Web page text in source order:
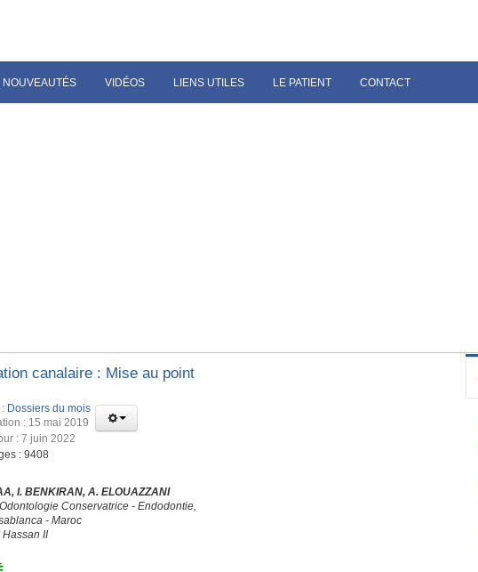
NOUVEAUTÉS VIDÉOS LIENS UTILES LE PATIENT CONTACT
canalaire : Mise au point
Dossiers du mois
: 15 mai 2019
: 7 juin 2022
: 9408
I. BENKIRAN, A. ELOUAZZANI
Conservatrice - Endodontie,
- Maroc
II